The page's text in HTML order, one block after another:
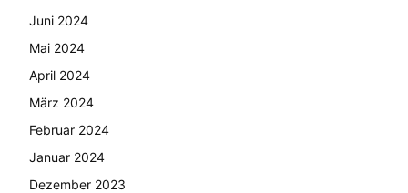
Juni 2024
Mai 2024
April 2024
März 2024
Februar 2024
Januar 2024
Dezember 2023